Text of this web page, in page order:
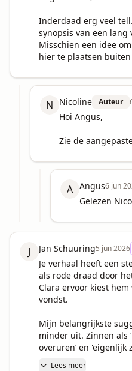
Inderdaad erg veel
synopsis van een lang
Misschien een idee
hier te plaatsen
N Nicoline Auteur
Hoi Angus,
Zie de
A Angus6 jun
Gelezen
J Jan Schuuring5 jun 2026
Je verhaal heeft een
als rode draad door
Clara ervoor kiest
vondst.
Mijn belangrijkste
minder uit. Zinnen als
overuren’ en 'eigenlijk
Lees meer